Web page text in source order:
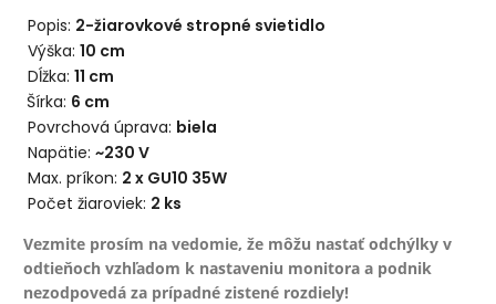
Popis: 2-žiarovkové stropné svietidlo
Výška:10 cm
Dĺžka:11 cm
Šírka: 6 cm
Povrchová úprava: biela
Napätie:~230 V
Max. príkon: 2 x GU10 35W
Počet žiaroviek: 2 ks
Vezmite prosím na vedomie, že môžu nastať odchýlky v
odtieňoch vzhľadom k nastaveniu monitora a podnik
nezodpovedá za prípadné zistené rozdiely!